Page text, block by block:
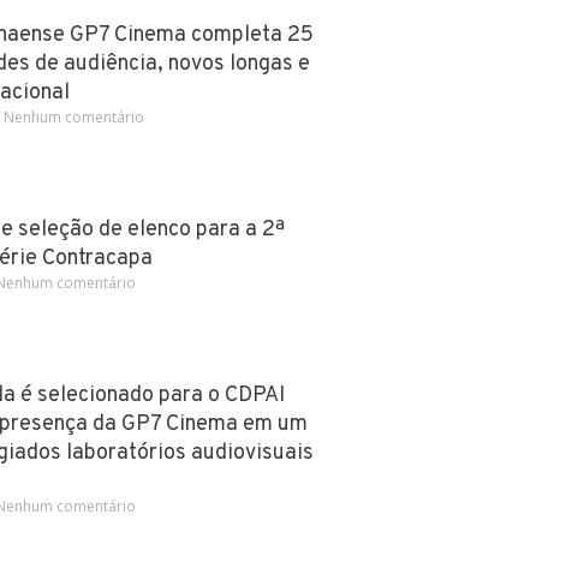
GP7 Cinema completa 25
de audiência, novos longas e
Nenhum comentário
seleção de elenco para a 2ª
Contracapa
comentário
é selecionado para o CDPAI
da GP7 Cinema em um
laboratórios audiovisuais
comentário